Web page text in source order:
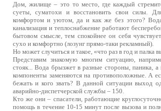
Дом, жилище – это то место, где каждый
суеты, суматохи и восстановить свои силы.
комфортом и уютом, да и как же без этого?
канализация и теплоснабжение работают
бытовом смысле, тем спокойнее он себя
сухо и комфортно (лозунг прямо-таки рекламный).
Но может случиться и такое, «что раз в год и палка
Представим знакомую многим ситуацию,
стояк... Вода брызжет в разные стороны, паника,
компоненты заменяются на противоположные. А
бежать и кого звать? В данной ситуации выход
аварийно-диспетчерской службы – 150.
Кто же они – спасатели, работающие
помощь в течение 10-15 минут после вызова и